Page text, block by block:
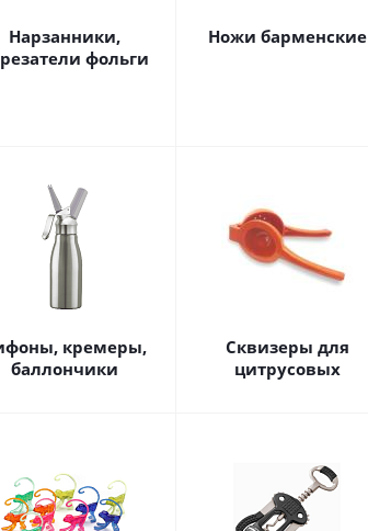
Нарзанники,
фольги
Ножи барменские
кремеры,
баллончики
Сквизеры для
цитрусовых